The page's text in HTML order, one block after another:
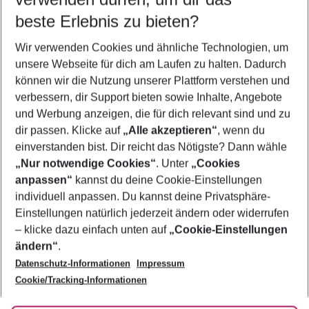
5-8 Nächte
2 Erwachsene Keine Kinder
Mehr Filter anzeigen
Footer
Footer navigation
Über uns
AGB
Bestpreisgarantie
Cookie-Einstellungen ändern
Cookie-Richtlinie
Agenturbetreuung
Barrierefreies Reisen
Folge uns
beste Erlebnis zu bieten?
Wir verwenden Cookies und ähnliche Technologien, um
unsere Webseite für dich am Laufen zu halten. Dadurch
können wir die Nutzung unserer Plattform verstehen und
verbessern, dir Support bieten sowie Inhalte, Angebote
und Werbung anzeigen, die für dich relevant sind und zu
dir passen. Klicke auf „Alle akzeptieren“, wenn du
einverstanden bist. Dir reicht das Nötigste? Dann wähle
„Nur notwendige Cookies“. Unter „Cookies
anpassen“ kannst du deine Cookie-Einstellungen
individuell anpassen. Du kannst deine Privatsphäre-
Einstellungen natürlich jederzeit ändern oder widerrufen
– klicke dazu einfach unten auf „Cookie-Einstellungen
ändern“.
Datenschutz-Informationen
Impressum
Cookie/Tracking-Informationen